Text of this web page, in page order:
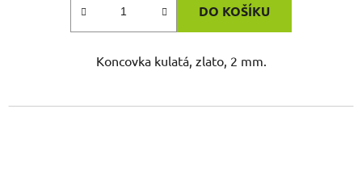
DO KOŠÍKU
Koncovka kulatá, zlato, 2 mm.